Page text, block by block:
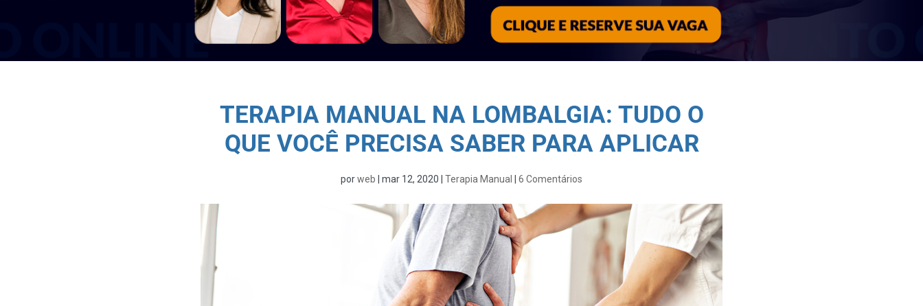
TERAPIA MANUAL NA LOMBALGIA: TUDO O
QUE VOCÊ PRECISA SABER PARA APLICAR
porweb mar 12, 2020 Terapia Manual 6 Comentários